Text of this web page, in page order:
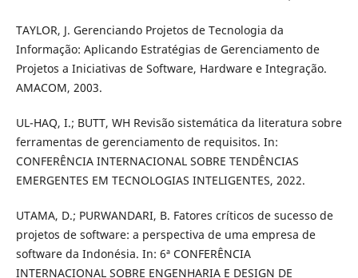
TAYLOR, J. Gerenciando Projetos de Tecnologia da
Informação: Aplicando Estratégias de Gerenciamento de
Projetos a Iniciativas de Software, Hardware e Integração.
AMACOM, 2003.
UL-HAQ, I.; BUTT, WH Revisão sistemática da literatura sobre
ferramentas de gerenciamento de requisitos. In:
CONFERÊNCIA INTERNACIONAL SOBRE TENDÊNCIAS
EMERGENTES EM TECNOLOGIAS INTELIGENTES, 2022.
UTAMA, D.; PURWANDARI, B. Fatores críticos de sucesso de
projetos de software: a perspectiva de uma empresa de
software da Indonésia. In: 6ª CONFERÊNCIA
INTERNACIONAL SOBRE ENGENHARIA E DESIGN DE